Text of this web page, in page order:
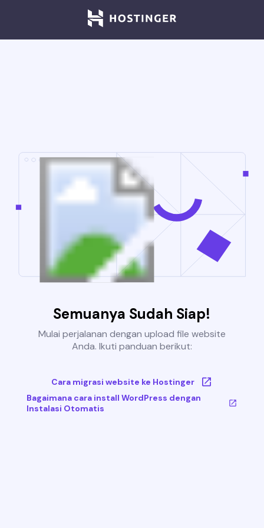
Semuanya Sudah Siap!
Mulai perjalanan dengan upload file website
Anda. Ikuti panduan berikut:
Cara migrasi website ke Hostinger
Bagaimana cara install WordPress dengan
Instalasi Otomatis